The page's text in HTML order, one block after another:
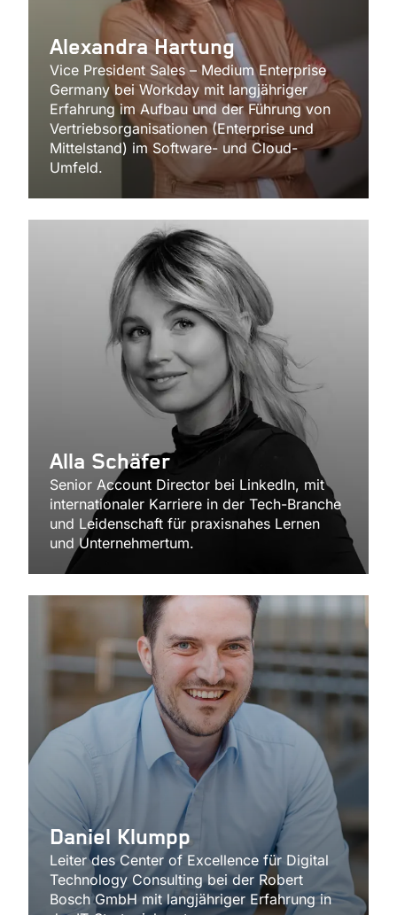
Alexandra Hartung
Vice President Sales – Medium Enterprise
Germany bei Workday mit langjähriger
Erfahrung im Aufbau und der Führung von
Vertriebsorganisationen (Enterprise und
Mittelstand) im Software- und Cloud-
Umfeld.
Alla Schäfer
Senior Account Director bei LinkedIn, mit
internationaler Karriere in der Tech-Branche
und Leidenschaft für praxisnahes Lernen
und Unternehmertum.
Daniel Klumpp
Leiter des Center of Excellence für Digital
Technology Consulting bei der Robert
Bosch GmbH mit langjähriger Erfahrung in